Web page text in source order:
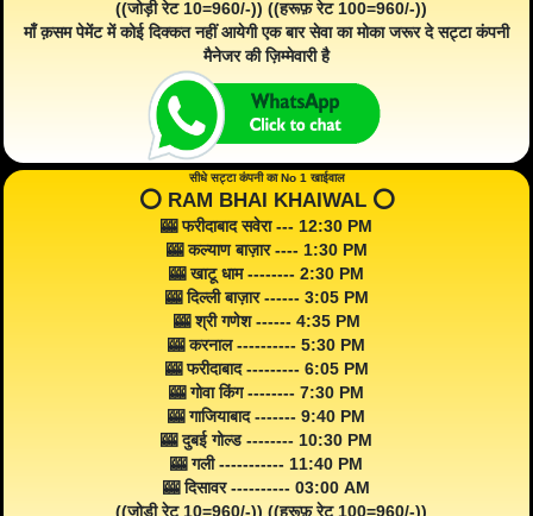
((जोड़ी रेट 10=960/-)) ((हरूफ़ रेट 100=960/-))
माँ क़सम पेमेंट में कोई दिक्कत नहीं आयेगी एक बार सेवा का मोका जरूर दे सट्टा कंपनी
मैनेजर की ज़िम्मेवारी है
सीधे सट्टा कंपनी का No 1 खाईवाल
⭕️ RAM BHAI KHAIWAL ⭕️
🎰 फरीदाबाद सवेरा --- 12:30 PM
🎰 कल्याण बाज़ार ---- 1:30 PM
🎰 खाटू धाम -------- 2:30 PM
🎰 दिल्ली बाज़ार ------ 3:05 PM
🎰 श्री गणेश ------ 4:35 PM
🎰 करनाल ---------- 5:30 PM
🎰 फरीदाबाद --------- 6:05 PM
🎰 गोवा किंग -------- 7:30 PM
🎰 गाजियाबाद ------- 9:40 PM
🎰 दुबई गोल्ड -------- 10:30 PM
🎰 गली ----------- 11:40 PM
🎰 दिसावर ---------- 03:00 AM
((जोड़ी रेट 10=960/-)) ((हरूफ़ रेट 100=960/-))